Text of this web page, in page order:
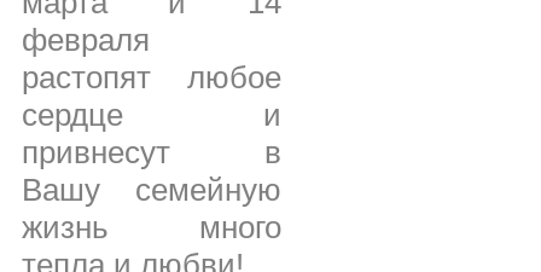
февраля
растопят любое
сердце и
привнесут в
Вашу семейную
жизнь много
тепла и любви!